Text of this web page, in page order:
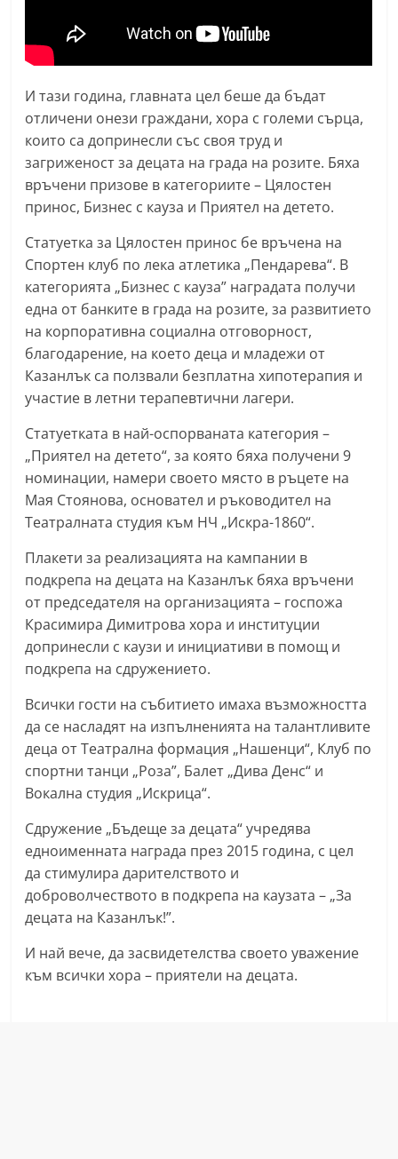
a
k
.
i
n
f
o
,
k
a
z
a
n
k
-
b
i
n
f
o
,
a
l
e
y
-
a
a
n
И тази година, главната цел беше да бъдат
отличени онези граждани, хора с големи сърца,
които са допринесли със своя труд и
загриженост за децата на града на розите. Бяха
връчени призове в категориите – Цялостен
принос, Бизнес с кауза и Приятел на детето.
Статуетка за Цялостен принос бе връчена на
Спортен клуб по лека атлетика „Пендарева“. В
категорията „Бизнес с кауза” наградата получи
една от банките в града на розите, за развитието
на корпоративна социална отговорност,
благодарение, на което деца и младежи от
Казанлък са ползвали безплатна хипотерапия и
участие в летни терапевтични лагери.
Статуетката в най-оспорваната категория –
„Приятел на детето“, за която бяха получени 9
номинации, намери своето място в ръцете на
Мая Стоянова, основател и ръководител на
Театралната студия към НЧ „Искра-1860“.
Плакети за реализацията на кампании в
подкрепа на децата на Казанлък бяха връчени
от председателя на организацията – госпожа
Красимира Димитрова хора и институции
допринесли с каузи и инициативи в помощ и
подкрепа на сдружението.
Всички гости на събитието имаха възможността
да се насладят на изпълненията на талантливите
деца от Театрална формация „Нашенци“, Клуб по
спортни танци „Роза”, Балет „Дива Денс“ и
Вокална студия „Искрица“.
Сдружение „Бъдеще за децата“ учредява
едноименната награда през 2015 година, с цел
да стимулира дарителството и
доброволчеството в подкрепа на каузата – „За
децата на Казанлък!”.
И най вече, да засвидетелства своето уважение
към всички хора – приятели на децата.